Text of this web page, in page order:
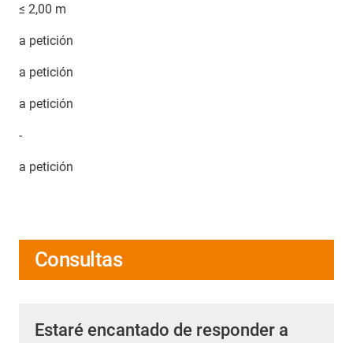
≤ 2,00 m
a petición
a petición
a petición
-
a petición
Consultas
Estaré encantado de responder a